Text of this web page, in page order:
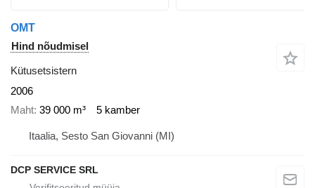
OMT
Hind nõudmisel
Kütusetsistern
2006
Maht 39 000 m³ 5 kamber
Itaalia, Sesto San Giovanni (MI)
DCP SERVICE SRL